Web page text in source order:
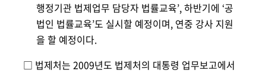
행정기관 법제업무 담당자 법률교육’, 하반기에 ‘공
법인 법률교육’도 실시할 예정이며, 연중 강사 지원
을 할 예정이다.
□ 법제처는 2009년도 법제처의 대통령 업무보고에서